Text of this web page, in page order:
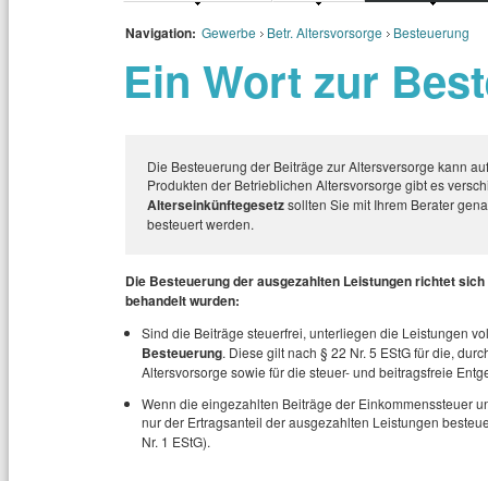
Navigation: Gewerbe Betr. Altersvorsorge Besteuerung
Ein Wort zur
Die Besteuerung der Beiträge zur Altersversorge kann
Produkten der Betrieblichen Altersvorsorge gibt es
Alterseinkünftegesetzsollten Sie mit Ihrem Berater
besteuert werden.
Die Besteuerung der ausgezahlten Leistungen richtet
behandelt wurden:
Sind die Beiträge steuerfrei, unterliegen die Leistungen
Besteuerung. Diese gilt nach § 22 Nr. 5 EStG für die,
Altersvorsorge sowie für die steuer- und beitragsfreie
Wenn die eingezahlten Beiträge der Einkommenssteuer
nur der Ertragsanteil der ausgezahlten Leistungen
Nr. 1 EStG).